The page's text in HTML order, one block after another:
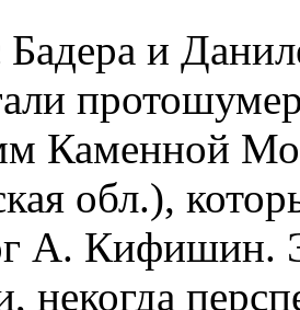
и
Каменной
обл.),
А. Кифишин.
некогда